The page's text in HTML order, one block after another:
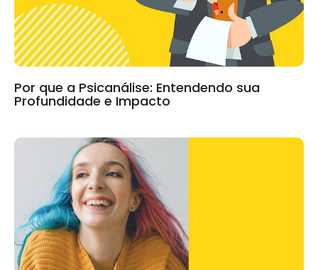
Por que a Psicanálise: Entendendo sua
Profundidade e Impacto